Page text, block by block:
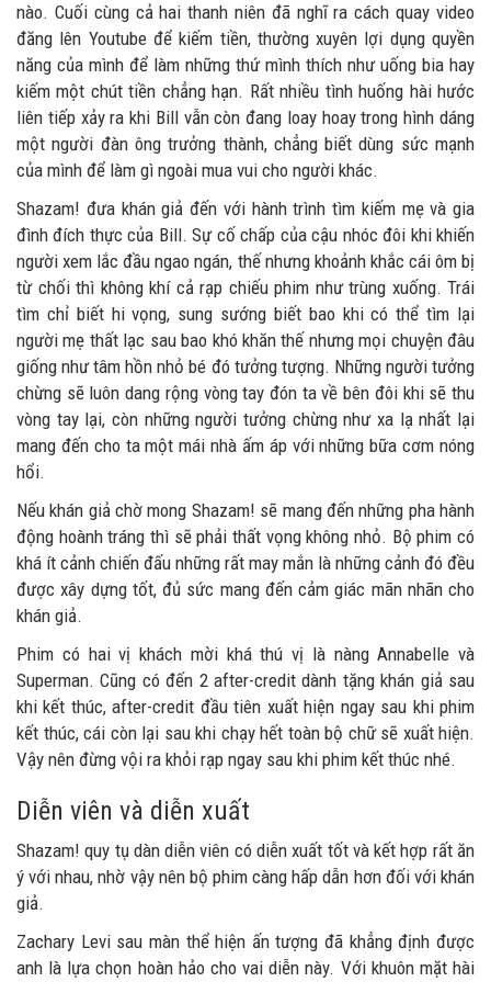
nào. Cuối cùng cả hai thanh niên đã nghĩ ra cách quay video
đăng lên Youtube để kiếm tiền, thường xuyên lợi dụng quyền
năng của mình để làm những thứ mình thích như uống bia hay
kiếm một chút tiền chẳng hạn. Rất nhiều tình huống hài hước
liên tiếp xảy ra khi Bill vẫn còn đang loay hoay trong hình dáng
một người đàn ông trưởng thành, chẳng biết dùng sức mạnh
của mình để làm gì ngoài mua vui cho người khác.
Shazam! đưa khán giả đến với hành trình tìm kiếm mẹ và gia
đình đích thực của Bill. Sự cố chấp của cậu nhóc đôi khi khiến
người xem lắc đầu ngao ngán, thế nhưng khoảnh khắc cái ôm bị
từ chối thì không khí cả rạp chiếu phim như trùng xuống. Trái
tìm chỉ biết hi vọng, sung sướng biết bao khi có thể tìm lại
người mẹ thất lạc sau bao khó khăn thế nhưng mọi chuyện đâu
giống như tâm hồn nhỏ bé đó tưởng tượng. Những người tưởng
chừng sẽ luôn dang rộng vòng tay đón ta về bên đôi khi sẽ thu
vòng tay lại, còn những người tưởng chừng như xa lạ nhất lại
mang đến cho ta một mái nhà ấm áp với những bữa cơm nóng
hổi.
Nếu khán giả chờ mong Shazam! sẽ mang đến những pha hành
động hoành tráng thì sẽ phải thất vọng không nhỏ. Bộ phim có
khá ít cảnh chiến đấu những rất may mắn là những cảnh đó đều
được xây dựng tốt, đủ sức mang đến cảm giác mãn nhãn cho
khán giả.
Phim có hai vị khách mời khá thú vị là nàng Annabelle và
Superman. Cũng có đến 2 after-credit dành tặng khán giả sau
khi kết thúc, after-credit đầu tiên xuất hiện ngay sau khi phim
kết thúc, cái còn lại sau khi chạy hết toàn bộ chữ sẽ xuất hiện.
Vậy nên đừng vội ra khỏi rạp ngay sau khi phim kết thúc nhé.
Diễn viên và diễn xuất
Shazam! quy tụ dàn diễn viên có diễn xuất tốt và kết hợp rất ăn
ý với nhau, nhờ vậy nên bộ phim càng hấp dẫn hơn đối với khán
giả.
Zachary Levi sau màn thể hiện ấn tượng đã khẳng định được
anh là lựa chọn hoàn hảo cho vai diễn này. Với khuôn mặt hài